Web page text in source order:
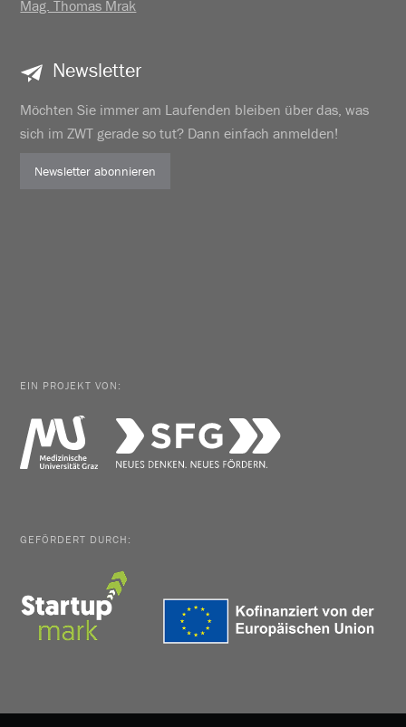
Mag. Thomas Mrak
Newsletter
Möchten Sie immer am Laufenden bleiben über das, was
sich im ZWT gerade so tut? Dann einfach anmelden!
Newsletter abonnieren
EIN PROJEKT VON:
GEFÖRDERT DURCH: